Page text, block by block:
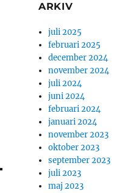
ARKIV
juli 2025
februari 2025
december 2024
november 2024
juli 2024
juni 2024
februari 2024
januari 2024
november 2023
oktober 2023
september 2023
juli 2023
maj 2023